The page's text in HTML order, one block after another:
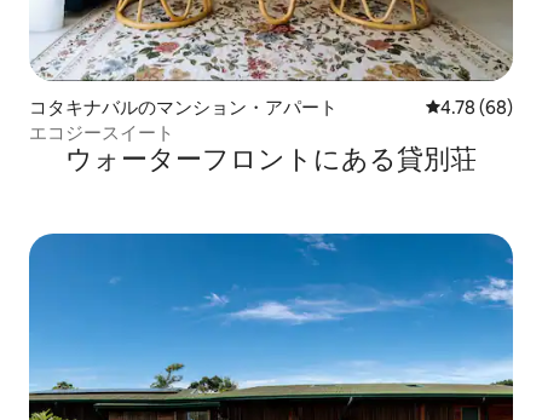
コタキナバルのマンション・アパート レビュー68
4.78 (68)
エコジースイート
ウォーターフロントにある貸別荘